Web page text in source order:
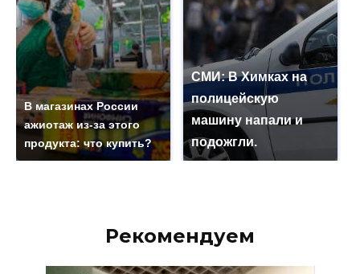
В магазинах России
ажиотаж из-за этого
продукта: что купить?
СМИ: В Химках на
полицейскую
машину напали и
подожгли.
Рекомендуем